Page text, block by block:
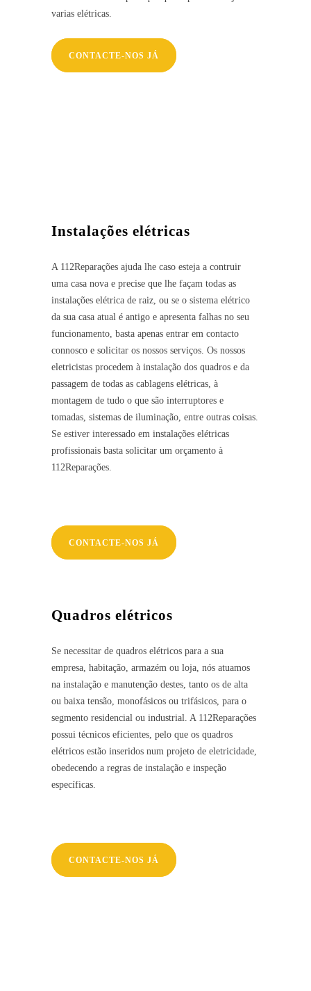
varias elétricas.
CONTACTE-NOS JÁ
Instalações elétricas
A 112Reparações ajuda lhe caso esteja a contruir
uma casa nova e precise que lhe façam todas as
instalações elétrica de raiz, ou se o sistema elétrico
da sua casa atual é antigo e apresenta falhas no seu
funcionamento, basta apenas entrar em contacto
connosco e solicitar os nossos serviços. Os nossos
eletricistas procedem à instalação dos quadros e da
passagem de todas as cablagens elétricas, à
montagem de tudo o que são interruptores e
tomadas, sistemas de iluminação, entre outras coisas.
Se estiver interessado em instalações elétricas
profissionais basta solicitar um orçamento à
112Reparações.
CONTACTE-NOS JÁ
Quadros elétricos
Se necessitar de quadros elétricos para a sua
empresa, habitação, armazém ou loja, nós atuamos
na instalação e manutenção destes, tanto os de alta
ou baixa tensão, monofásicos ou trifásicos, para o
segmento residencial ou industrial. A 112Reparações
possui técnicos eficientes, pelo que os quadros
elétricos estão inseridos num projeto de eletricidade,
obedecendo a regras de instalação e inspeção
específicas.
CONTACTE-NOS JÁ